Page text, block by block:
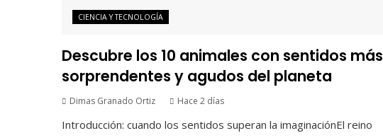
CIENCIA Y TECNOLOGÍA
Descubre los 10 animales con sentidos más
sorprendentes y agudos del planeta
Dimas Granado Ortiz Hace 2 días
Introducción: cuando los sentidos superan la imaginaciónEl reino